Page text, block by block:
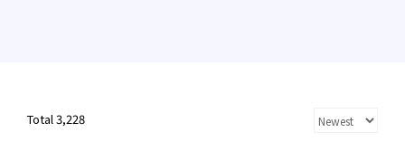
Total 3,228